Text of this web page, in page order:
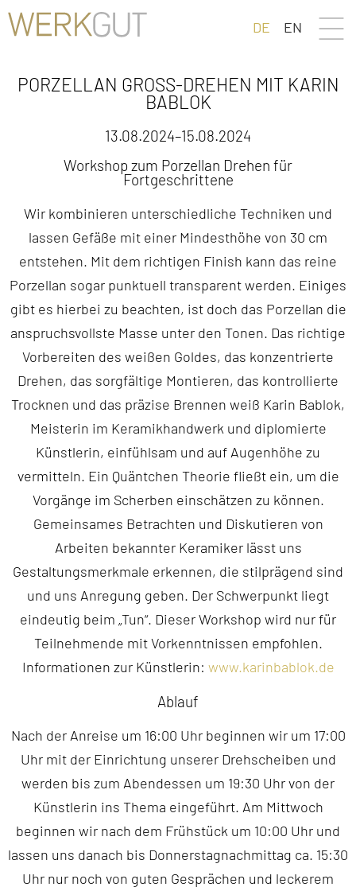
DE EN
PORZELLAN GROSS-DREHEN MIT KARIN B
ABLOK
13.08.2024–15.08.2024
Workshop zum Porzellan Drehen für
Fortgeschrittene
Wir kombinieren unterschiedliche Techniken und
lassen Gefäße mit einer Mindesthöhe von 30 cm
entstehen. Mit dem richtigen Finish kann das reine
Porzellan sogar punktuell transparent werden. Einiges
gibt es hierbei zu beachten, ist doch das Porzellan die
anspruchsvollste Masse unter den Tonen. Das richtige
Vorbereiten des weißen Goldes, das konzentrierte
Drehen, das sorgfältige Montieren, das kontrollierte
Trocknen und das präzise Brennen weiß Karin Bablok,
Meisterin im Keramikhandwerk und diplomierte
Künstlerin, einfühlsam und auf Augenhöhe zu
vermitteln. Ein Quäntchen Theorie fließt ein, um die
Vorgänge im Scherben einschätzen zu können.
Gemeinsames Betrachten und Diskutieren von
Arbeiten bekannter Keramiker lässt uns
Gestaltungsmerkmale erkennen, die stilprägend sind
und uns Anregung geben. Der Schwerpunkt liegt
eindeutig beim „Tun“. Dieser Workshop wird nur für
Teilnehmende mit Vorkenntnissen empfohlen.
Informationen zur Künstlerin: www.karinbablok.de
Ablauf
Nach der Anreise um 16:00 Uhr beginnen wir um 17:00
Uhr mit der Einrichtung unserer Drehscheiben und
werden bis zum Abendessen um 19:30 Uhr von der
Künstlerin ins Thema eingeführt. Am Mittwoch
beginnen wir nach dem Frühstück um 10:00 Uhr und
lassen uns danach bis Donnerstagnachmittag ca. 15:30
Uhr nur noch von guten Gesprächen und leckerem